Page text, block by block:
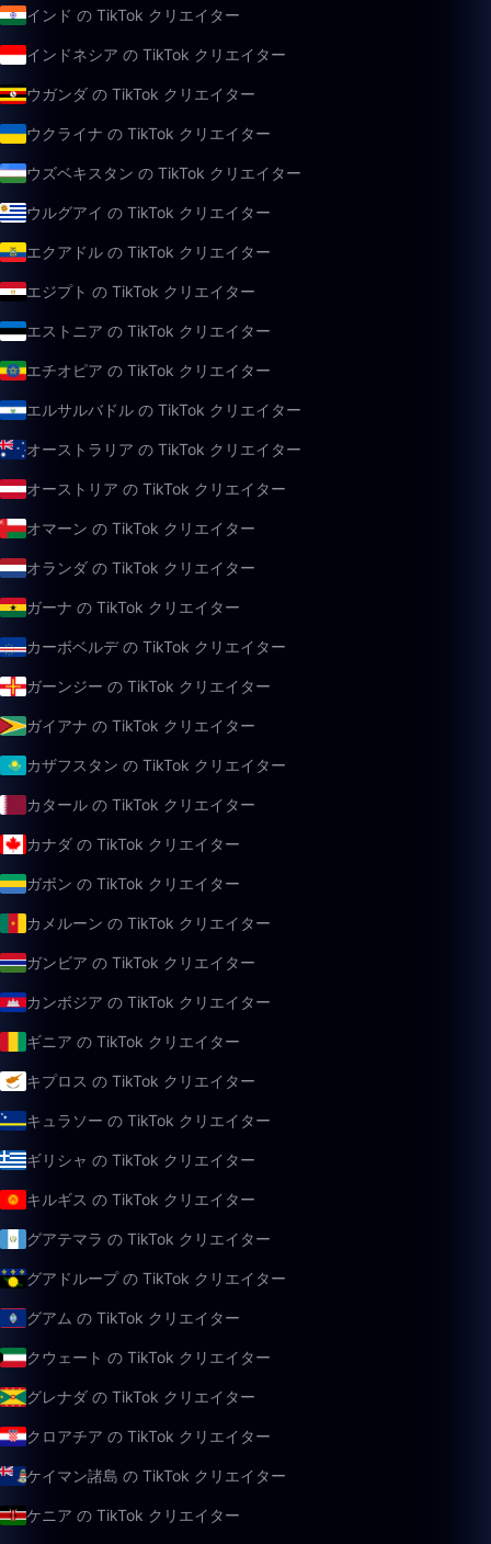
インド の TikTok クリエイター
インドネシア の TikTok クリエイター
ウガンダ の TikTok クリエイター
ウクライナ の TikTok クリエイター
ウズベキスタン の TikTok クリエイター
ウルグアイ の TikTok クリエイター
エクアドル の TikTok クリエイター
エジプト の TikTok クリエイター
エストニア の TikTok クリエイター
エチオピア の TikTok クリエイター
エルサルバドル の TikTok クリエイター
オーストラリア の TikTok クリエイター
オーストリア の TikTok クリエイター
オマーン の TikTok クリエイター
オランダ の TikTok クリエイター
ガーナ の TikTok クリエイター
カーボベルデ の TikTok クリエイター
ガーンジー の TikTok クリエイター
ガイアナ の TikTok クリエイター
カザフスタン の TikTok クリエイター
カタール の TikTok クリエイター
カナダ の TikTok クリエイター
ガボン の TikTok クリエイター
カメルーン の TikTok クリエイター
ガンビア の TikTok クリエイター
カンボジア の TikTok クリエイター
ギニア の TikTok クリエイター
キプロス の TikTok クリエイター
キュラソー の TikTok クリエイター
ギリシャ の TikTok クリエイター
キルギス の TikTok クリエイター
グアテマラ の TikTok クリエイター
グアドループ の TikTok クリエイター
グアム の TikTok クリエイター
クウェート の TikTok クリエイター
グレナダ の TikTok クリエイター
クロアチア の TikTok クリエイター
ケイマン諸島 の TikTok クリエイター
ケニア の TikTok クリエイター